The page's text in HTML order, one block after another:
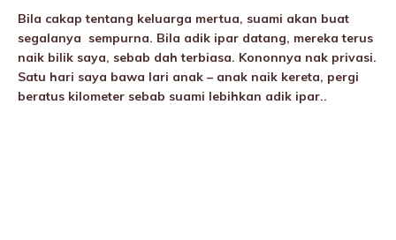
Bila cakap tentang keluarga mertua, suami akan buat
segalanya sempurna. Bila adik ipar datang, mereka terus
naik bilik saya, sebab dah terbiasa. Kononnya nak privasi.
Satu hari saya bawa lari anak – anak naik kereta, pergi
beratus kilometer sebab suami lebihkan adik ipar..